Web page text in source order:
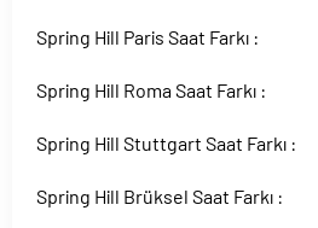
Spring Hill Paris Saat Farkı :
Spring Hill Roma Saat Farkı :
Spring Hill Stuttgart Saat Farkı :
Spring Hill Brüksel Saat Farkı :